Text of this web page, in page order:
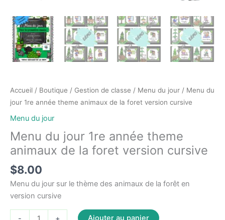
Accueil / Boutique / Gestion de classe / Menu du jour / Menu du
jour 1re année theme animaux de la foret version cursive
Menu du jour
Menu du jour 1re année theme
animaux de la foret version cursive
$8.00
Menu du jour sur le thème des animaux de la forêt en
version cursive
Ajouter au panier